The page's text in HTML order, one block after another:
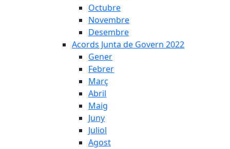
Octubre
Novembre
Desembre
Acords Junta de Govern 2022
Gener
Febrer
Març
Abril
Maig
Juny
Juliol
Agost